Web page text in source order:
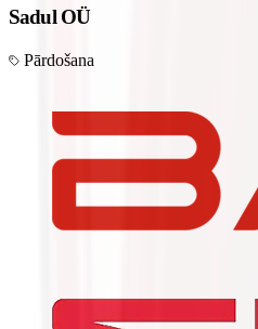
Sadul OÜ
Pārdošana